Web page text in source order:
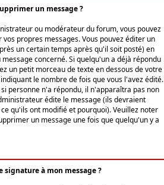
un message ?
ou modérateur du forum, vous pouvez
propres messages. Vous pouvez éditer un
un certain temps après qu'il soit posté) en
message concerné. Si quelqu'un a déjà répondu
un petit morceau de texte en dessous de votre
le nombre de fois que vous l'avez édité.
personne n'a répondu, il n'apparaîtra pas non
édite le message (ils devraient
qu'ils ont modifié et pourquoi). Veuillez noter
un message une fois que quelqu'un y a
à mon message ?